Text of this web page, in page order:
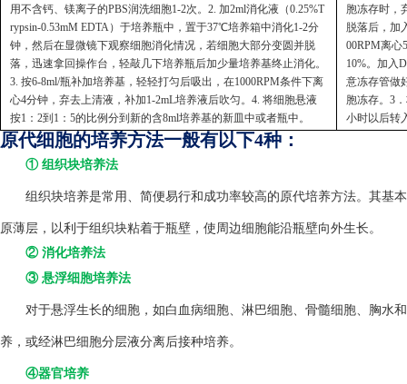
用不含钙、镁离子的PBS润洗细胞1-2次。2. 加2ml消化液（0.25%T
rypsin-0.53mM EDTA）于培养瓶中，置于37℃培养箱中消化1-2分
钟，然后在显微镜下观察细胞消化情况，若细胞大部分变圆并脱
落，迅速拿回操作台，轻敲几下培养瓶后加少量培养基终止消化。
3. 按6-8ml/瓶补加培养基，轻轻打匀后吸出，在1000RPM条件下离
心4分钟，弃去上清液，补加1-2mL培养液后吹匀。4. 将细胞悬液
按1：2到1：5的比例分到新的含8ml培养基的新皿中或者瓶中。
胞冻存时，
脱落后，加
00RPM离心
10%。加入
意冻存管做
胞冻存。3
小时以后转
原代细胞的培养方法一般有以下4种：
① 组织块培养法
组织块培养是常用、简便易行和成功率较高的原代培养方法。其基
原薄层，以利于组织块粘着于瓶壁，使周边细胞能沿瓶壁向外生长。
② 消化培养法
③ 悬浮细胞培养法
对于悬浮生长的细胞，如白血病细胞、淋巴细胞、骨髓细胞、胸水
养，或经淋巴细胞分层液分离后接种培养。
④器官培养